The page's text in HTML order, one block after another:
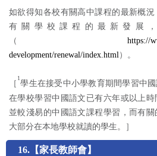
如欲得知各校有關高中課程的最新概
有關學校課程的最新發展
（ https://
development/renewal/index.html）。
［
1
學生在接受中小學教育期間學習中
在學校學習中國語文已有六年或以上
並較淺易的中國語文課程學習，而有
大部分在本地學校就讀的學生。］
16.【家長教師會】